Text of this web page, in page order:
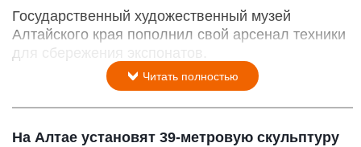
Государственный художественный музей
Алтайского края пополнил свой арсенал техники
для сбережения экспонатов.
Читать полностью
На Алтае установят 39-метровую скульптуру